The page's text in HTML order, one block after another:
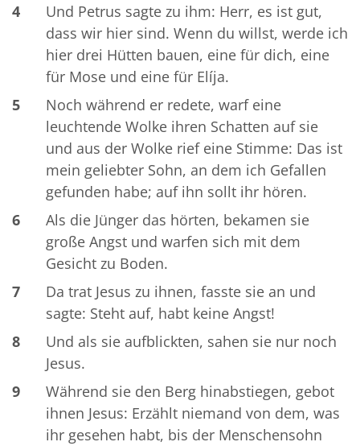
4
Und Petrus sagte zu ihm: Herr, es ist gut,
dass wir hier sind. Wenn du willst, werde ich
hier drei Hütten bauen, eine für dich, eine
für Mose und eine für Elíja.
5
Noch während er redete, warf eine
leuchtende Wolke ihren Schatten auf sie
und aus der Wolke rief eine Stimme: Das ist
mein geliebter Sohn, an dem ich Gefallen
gefunden habe; auf ihn sollt ihr hören.
6
Als die Jünger das hörten, bekamen sie
große Angst und warfen sich mit dem
Gesicht zu Boden.
7
Da trat Jesus zu ihnen, fasste sie an und
sagte: Steht auf, habt keine Angst!
8
Und als sie aufblickten, sahen sie nur noch
Jesus.
9
Während sie den Berg hinabstiegen, gebot
ihnen Jesus: Erzählt niemand von dem, was
ihr gesehen habt, bis der Menschensohn